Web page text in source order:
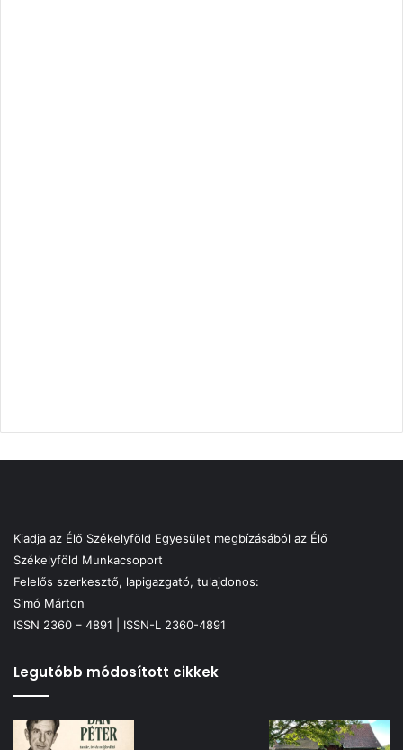
Kiadja az Élő Székelyföld Egyesület megbízásából az Élő
Székelyföld Munkacsoport
Felelős szerkesztő, lapigazgató, tulajdonos:
Simó Márton
ISSN 2360 – 4891 | ISSN-L 2360-4891
Legutóbb módosított cikkek